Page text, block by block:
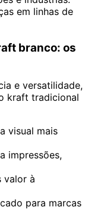
em linhas de
branco: os
e versatilidade,
kraft tradicional
visual mais
impressões,
valor à
para marcas